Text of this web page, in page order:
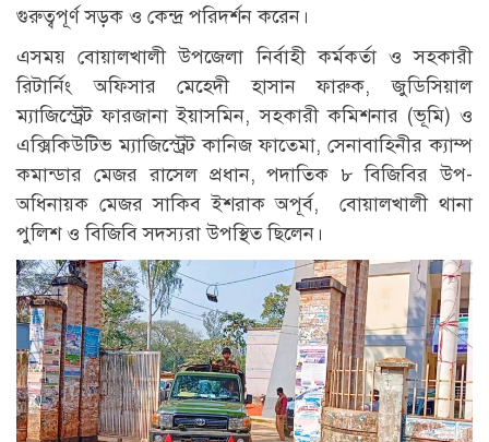
গুরুত্বপূর্ণ সড়ক ও কেন্দ্র পরিদর্শন করেন।
এসময় বোয়ালখালী উপজেলা নির্বাহী কর্মকর্তা ও সহকারী
রিটার্নিং অফিসার মেহেদী হাসান ফারুক, জুডিসিয়াল
ম্যাজিস্ট্রেট ফারজানা ইয়াসমিন, সহকারী কমিশনার (ভূমি) ও
এক্সিকিউটিভ ম্যাজিস্ট্রেট কানিজ ফাতেমা, সেনাবাহিনীর ক্যাম্প
কমান্ডার মেজর রাসেল প্রধান, পদাতিক ৮ বিজিবির উপ-
অধিনায়ক মেজর সাকিব ইশরাক অপূর্ব, বোয়ালখালী থানা
পুলিশ ও বিজিবি সদস্যরা উপস্থিত ছিলেন।